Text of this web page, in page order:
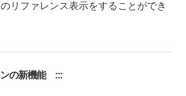
リファレンス表示をすることができ
の新機能 :::